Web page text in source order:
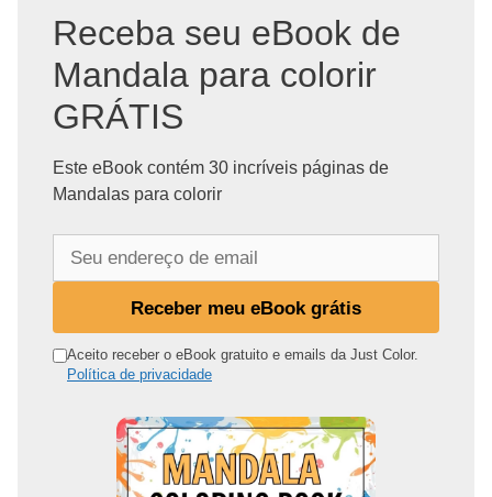
Receba seu eBook de
Mandala para colorir
GRÁTIS
Este eBook contém 30 incríveis páginas de
Mandalas para colorir
n
Receber meu eBook grátis
Aceito receber o eBook gratuito e emails da Just Color.
Política de privacidade